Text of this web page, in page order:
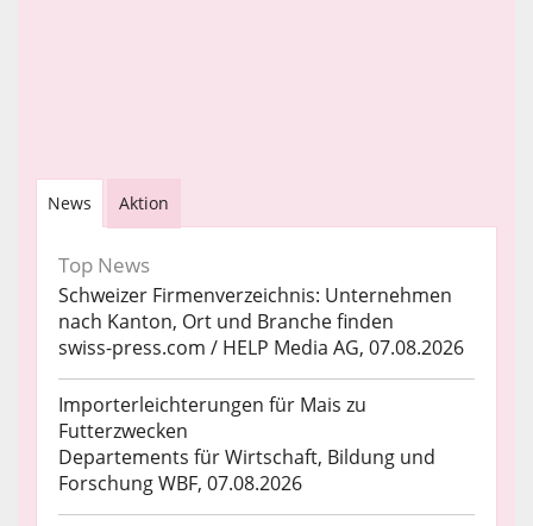
News Aktion
Top News
Schweizer Firmenverzeichnis: Unternehmen
nach Kanton, Ort und Branche finden
swiss-press.com / HELP Media AG, 07.08.2026
Importerleichterungen für Mais zu
Futterzwecken
Departements für Wirtschaft, Bildung und
Forschung WBF, 07.08.2026